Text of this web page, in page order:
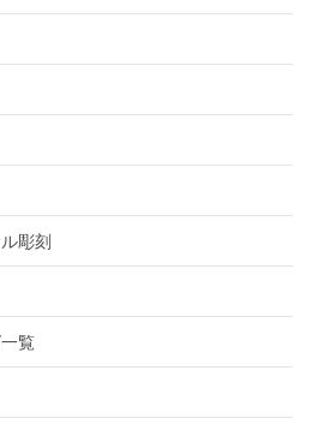
彫刻
覧